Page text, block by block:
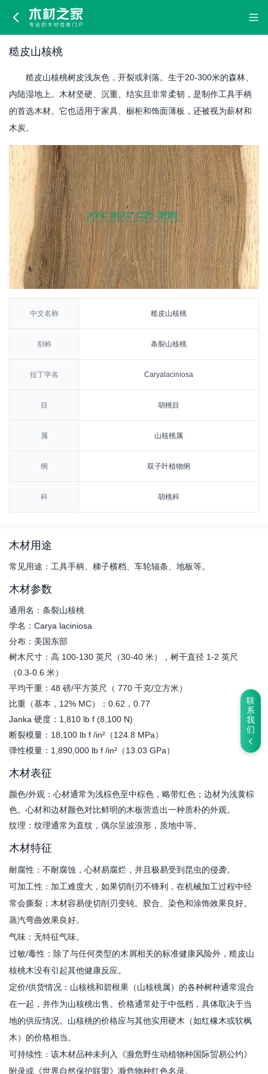
联
系
我
们
糙
皮
核
桃
糙皮山核桃
糙皮山核桃树皮浅灰色，开裂或剥落。生于20-300米的森林、
内陆湿地上。木材坚硬、沉重、结实且非常柔韧，是制作工具手柄
的首选木材。它也适用于家具、橱柜和饰面薄板，还被视为薪材和
木炭。
中文名称 糙皮山核桃
别称 条裂山核桃
拉丁学名 Caryalaciniosa
目 胡桃目
属 山核桃属
纲 双子叶植物纲
科 胡桃科
木材用途
常见用途：工具手柄、梯子横档、车轮辐条、地板等。
木材参数
通用名：条裂山核桃
学名：Carya laciniosa
分布：美国东部
树木尺寸：高 100-130 英尺（30-40 米），树干直径 1-2 英尺
（0.3-0.6 米）
平均干重：48 磅/平方英尺（ 770 千克/立方米）
比重（基本，12% MC）：0.62，0.77
Janka 硬度：1,810 lb f (8,100 N)
断裂模量：18,100 lb f /in²（124.8 MPa）
弹性模量：1,890,000 lb f /in²（13.03 GPa）
木材表征
颜色/外观：心材通常为浅棕色至中棕色，略带红色；边材为浅黄棕
色。心材和边材颜色对比鲜明的木板营造出一种质朴的外观。
纹理：纹理通常为直纹，偶尔呈波浪形，质地中等。
木材特征
耐腐性：不耐腐蚀，心材易腐烂，并且极易受到昆虫的侵袭。
可加工性：加工难度大，如果切削刃不锋利，在机械加工过程中经
常会撕裂；木材容易使切削刃变钝。胶合、染色和涂饰效果良好。
蒸汽弯曲效果良好。
气味：无特征气味。
过敏/毒性：除了与任何类型的木屑相关的标准健康风险外，糙皮山
核桃木没有引起其他健康反应。
定价/供货情况：山核桃和碧根果（山核桃属）的各种树种通常混合
在一起，并作为山核桃出售。价格通常处于中低档，具体取决于当
地的供应情况。山核桃的价格应与其他实用硬木（如红橡木或软枫
木）的价格相当。
可持续性：该木材品种未列入《濒危野生动植物种国际贸易公约》
附录或《世界自然保护联盟》濒危物种红色名录。